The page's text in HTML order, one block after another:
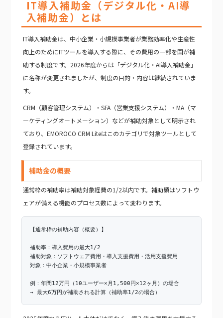
IT導入補助金（デジタル化・AI導
入補助金）とは
IT導入補助金は、中小企業・小規模事業者が業務効率化や生産性
向上のためにITツールを導入する際に、その費用の一部を国が補
助する制度です。2026年度からは「デジタル化・AI導入補助金」
に名称が変更されましたが、制度の目的・内容は継続されていま
す。
CRM（顧客管理システム）・SFA（営業支援システム）・MA（マ
ーケティングオートメーション）などが補助対象として明示され
ており、EMOROCO CRM Liteはこのカテゴリで対象ツールとして
登録されています。
補助金の概要
通常枠の補助率は補助対象経費の1/2以内です。補助額はソフトウ
ェアが備える機能のプロセス数によって変わります。
【通常枠の補助内容（概要）】
補助率：導入費用の最大1/2
補助対象：ソフトウェア費用・導入支援費用・活用支援費用
対象：中小企業・小規模事業者
例：年間12万円（10ユーザー×月1,500円×12ヶ月）の場合
→ 最大6万円が補助される計算（補助率1/2の場合）